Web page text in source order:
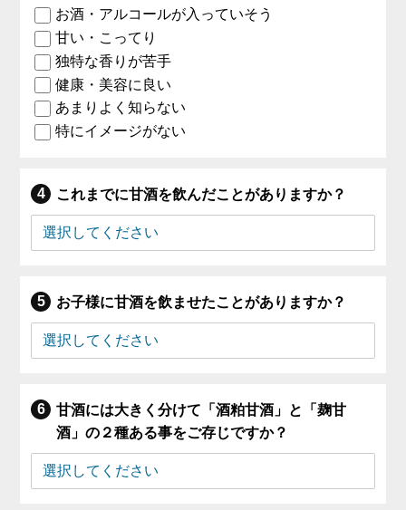
お酒・アルコールが入っていそう
甘い・こってり
独特な香りが苦手
健康・美容に良い
あまりよく知らない
特にイメージがない
これまでに甘酒を飲んだことがありますか？
お子様に甘酒を飲ませたことがありますか？
甘酒には大きく分けて「酒粕甘酒」と「麹甘
酒」の２種ある事をご存じですか？